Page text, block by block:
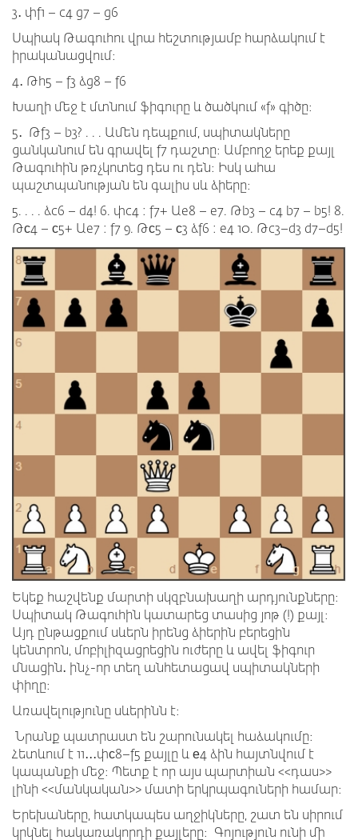
3․ փf1 – c4 g7 – g6
Սպիակ Թագուհու վրա հեշտությամբ հարձակում է
իրականացվում։
4․ Թh5 – f3 ձg8 – f6
Խաղի մեջ է մտնում ֆիգուրը և ծածկում «f» գիծը։
5․ Թf3 – b3? . . . Ամեն դեպքում, սպիտակները
ցանկանում են գրավել f7 դաշտը։ Ամբողջ երեք քայլ
Թագուհին թռչկոտեց դես ու դեն։ Իսկ ահա
պաշտպանության են գալիս սև ձիերը։
5. . . . ձc6 – d4! 6. փc4 : f7+ Աe8 – e7. Թb3 – c4 b7 – b5! 8.
Թс4 – с5+ Աe7 : f7 9. Թс5 – с3 ձf6 : e4 10. Թc3–d3 d7–d5!
Եկեք հաշվենք մարտի սկզբնախաղի արդյունքները։
Սպիտակ Թագուհին կատարեց տասից յոթ (!) քայլ։
Այդ ընթացքում սևերն իրենց ձիերին բերեցին
կենտրոն, մոբիլիզացրեցին ուժերը և ավել ֆիգուր
մնացին․ ինչ-որ տեղ անհետացավ սպիտակների
փիղը։
Առավելությունը սևերինն է։
Նրանք պատրաստ են շարունակել հաձակումը։
Հետևում է 11․․․փс8–f5 քայլը և е4 ձին հայտնվում է
կապանքի մեջ։ Պետք է որ այս պարտիան <<դաս>>
լինի <<մանկական>> մատի երկրպագուների համար։
Երեխաները, հատկապես աղջիկները, շատ են սիրում
կրկնել հակառակորդի քայլերը։ Գոյություն ունի մի